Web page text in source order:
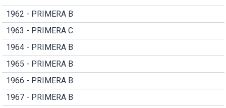
1962 - PRIMERA B
1963 - PRIMERA C
1964 - PRIMERA B
1965 - PRIMERA B
1966 - PRIMERA B
1967 - PRIMERA B